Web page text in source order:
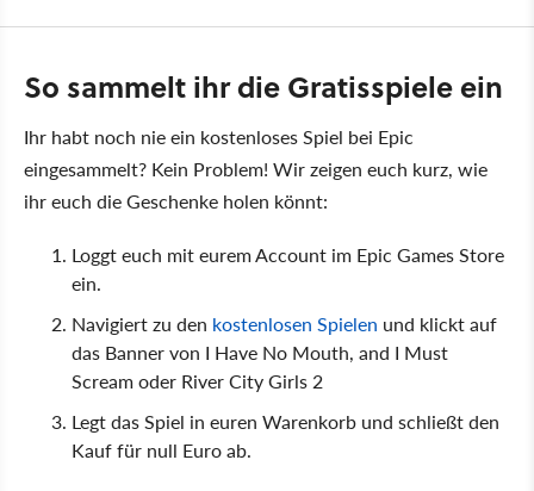
So sammelt ihr die Gratisspiele ein
Ihr habt noch nie ein kostenloses Spiel bei Epic
eingesammelt? Kein Problem! Wir zeigen euch kurz, wie
ihr euch die Geschenke holen könnt:
Loggt euch mit eurem Account im Epic Games Store
ein.
Navigiert zu den kostenlosen Spielen und klickt auf
das Banner von I Have No Mouth, and I Must
Scream oder River City Girls 2
Legt das Spiel in euren Warenkorb und schließt den
Kauf für null Euro ab.